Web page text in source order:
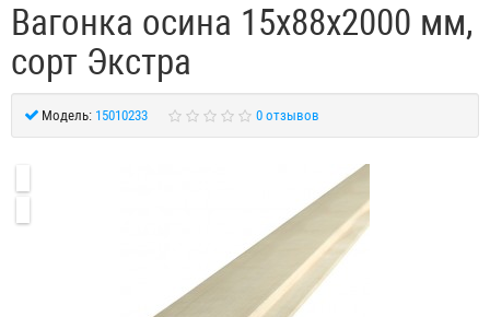
Вагонка осина 15х88х2000 мм,
сорт Экстра
Модель: 15010233 0 отзывов